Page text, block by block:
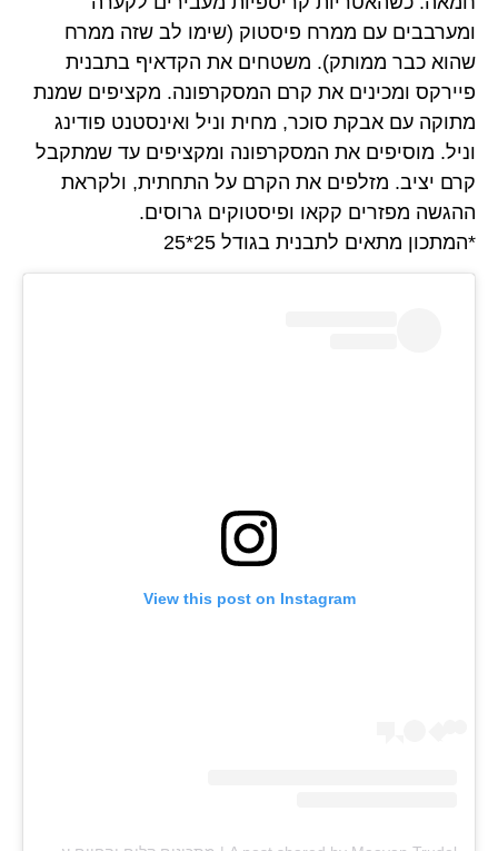
ומערבבים עם ממרח פיסטוק (שימו לב שזה ממרח
שהוא כבר ממותק). משטחים את הקדאיף בתבנית
פיירקס ומכינים את קרם המסקרפונה. מקציפים שמנת
מתוקה עם אבקת סוכר, מחית וניל ואינסטנט פודינג
וניל. מוסיפים את המסקרפונה ומקציפים עד שמתקבל
קרם יציב. מזלפים את הקרם על התחתית, ולקראת
ההגשה מפזרים קקאו ופיסטוקים גרוסים.
*המתכון מתאים לתבנית בגודל 25*25
View this post on Instagram